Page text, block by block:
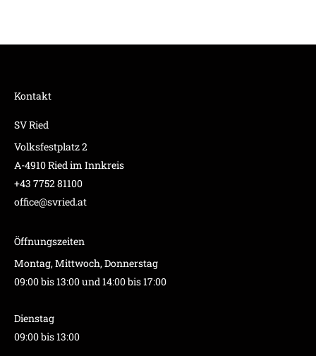
Kontakt
SV Ried
Volksfestplatz 2
A-4910 Ried im Innkreis
+43 7752 81100
office@svried.at
Öffnungszeiten
Montag, Mittwoch, Donnerstag
09:00 bis 13:00 und 14:00 bis 17:00
Dienstag
09:00 bis 13:00